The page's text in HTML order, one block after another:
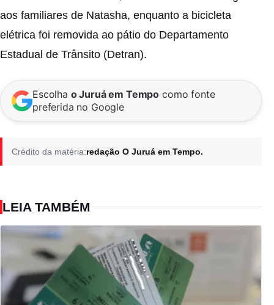
aos familiares de Natasha, enquanto a bicicleta
elétrica foi removida ao pátio do Departamento
Estadual de Trânsito (Detran).
Escolha o Juruá em Tempo como fonte
preferida no Google
Crédito da matéria:redação O Juruá em Tempo.
LEIA TAMBÉM